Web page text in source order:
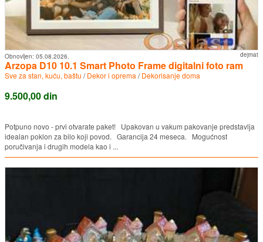
dejmat
Obnovljen: 05.08.2026.
Arzopa D10 10.1 Smart Photo Frame digitalni foto ram
Sve za stan, kuću, baštu /Dekor i oprema /Dekorisanje doma
9.500,00 din
Potpuno novo - prvi otvarate paket! Upakovan u vakum pakovanje predstavlja
idealan poklon za bilo koji povod. Garancija 24 meseca. Mogućnost
poručivanja i drugih modela kao i ...